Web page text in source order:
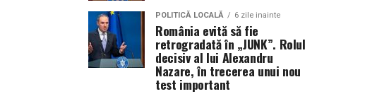
POLITICĂ LOCALĂ 6 zile inainte
România evită să fie
retrogradată în „JUNK”. Rolul
decisiv al lui Alexandru
Nazare, în trecerea unui nou
test important